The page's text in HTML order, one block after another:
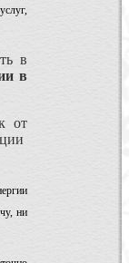
в
в
от
ни